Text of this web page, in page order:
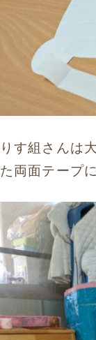
りす組さんは
た両面テープに